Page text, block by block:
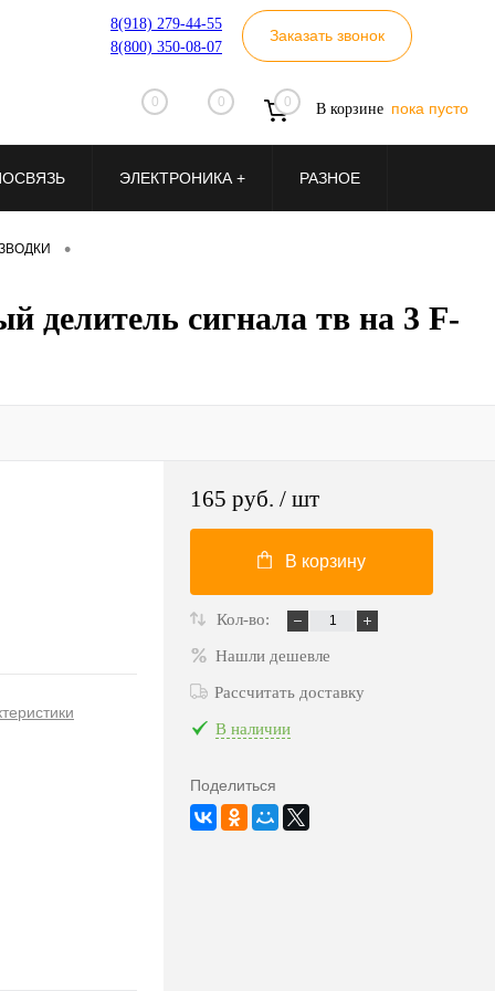
8(918) 279-44-55
8(800) 350-08-07
Заказать звонок
0 0 0 В корзине пока пусто
ЭЛЕКТРОНИКА + РАЗНОЕ
•
делитель сигнала тв на 3 F-
165 руб. / шт
В корзину
Кол-во:
Нашли дешевле
Рассчитать доставку
В наличии
Поделиться